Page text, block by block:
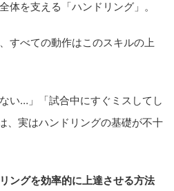
体を支える「ハンドリング」。
すべての動作はこのスキルの上
い…」「試合中にすぐミスしてし
、実はハンドリングの基礎が不十
ングを効率的に上達させる方法